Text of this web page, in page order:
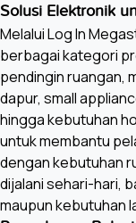
Solusi Elektronik
Melalui Log In
berbagai kategori
pendingin ruangan,
dapur, small
hingga kebutuhan
untuk membantu
dengan kebutuhan
dijalani sehari-hari,
maupun kebutuhan